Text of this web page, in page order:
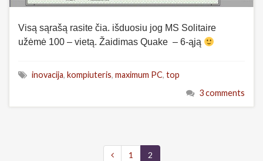
Visą sąrašą rasite čia. išduosiu jog MS Solitaire
užėmė 100 – vietą. Žaidimas Quake – 6-ąją
inovacija, kompiuteris, maximum PC, top
3 comments
1 2